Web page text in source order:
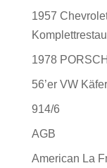
1957
1978
56’er VW Käfer
914/6
AGB
American La